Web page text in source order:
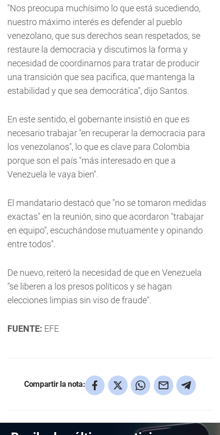
"Nos preocupa muchísimo lo que está sucediendo,
nuestro máximo interés es defender al pueblo
venezolano, que sus derechos sean respetados, se
restaure la democracia y discutimos la forma y
necesidad de coordinarnos para tratar de producir
una transición que sea pacifica, que mantenga la
estabilidad y que sea democrática", dijo Santos.
En este sentido, el gobernante insistió en que es
necesario trabajar "en recuperar la democracia para
los venezolanos", lo que es clave para Colombia
porque son el país "más interesado en que a
Venezuela le vaya bien".
El mandatario destacó que "no se tomaron medidas
exactas" en la reunión, sino que acordaron "trabajar
en equipo", escuchándose mutuamente y opinando
entre todos".
De nuevo, reiteró la necesidad de que en Venezuela
"se liberen a los presos políticos y se hagan
elecciones limpias sin viso de fraude".
FUENTE: EFE
Compartir la nota: